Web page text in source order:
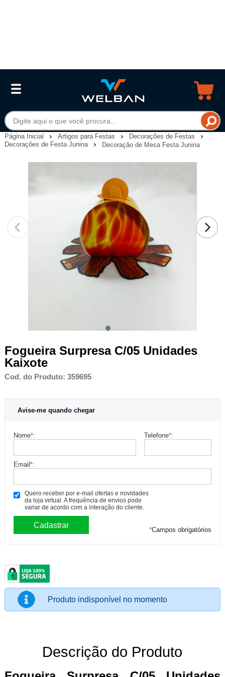
Página Inicial Artigos para Festas
Decorações de Festas
Decorações de Festa Junina
Decoração de Mesa Festa Junina
Fogueira Surpresa C/05 Unidades
Kaixote
Cod. do Produto: 359695
Avise-me quando chegar
Nome*: Telefone*:
Email*:
Quero receber por e-mail ofertas e novidades
da loja virtual. A frequência de envios pode
variar de acordo com a interação do cliente.
*Campos obrigatórios
Produto indisponível no momento
Descrição do Produto